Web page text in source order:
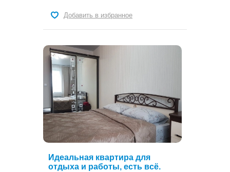
Добавить в избранное
Идеальная квартира для
отдыха и работы, есть всё.